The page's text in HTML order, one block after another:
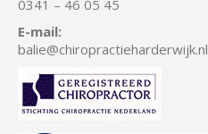
0341 – 46 05 45
E-mail:
balie@chiropractieharderwijk.nl